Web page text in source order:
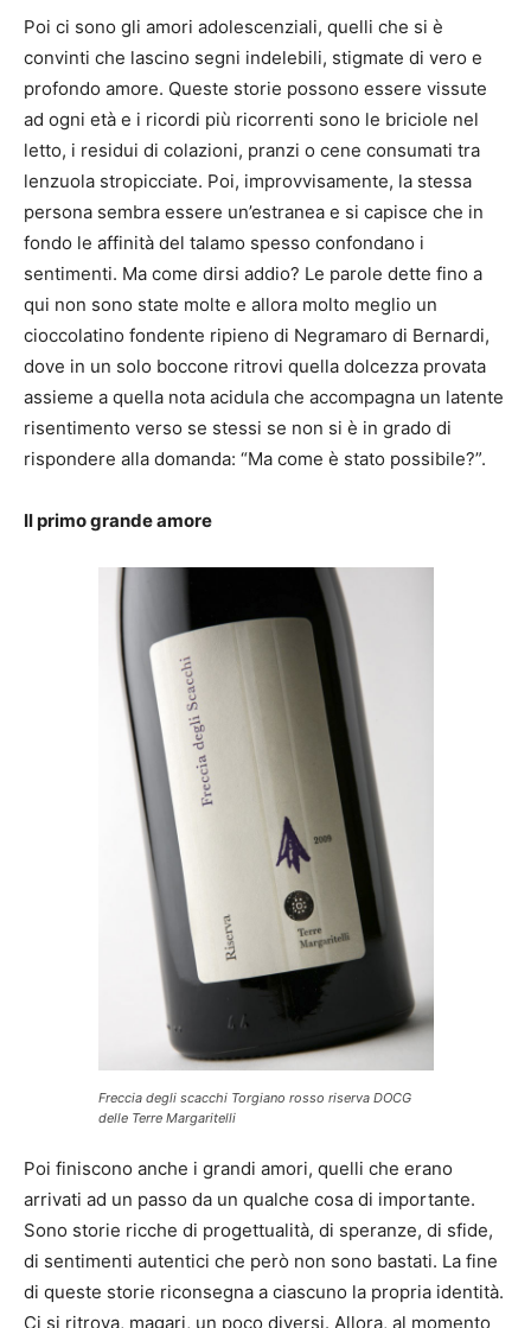
Poi ci sono gli amori adolescenziali, quelli che si è
convinti che lascino segni indelebili, stigmate di vero e
profondo amore. Queste storie possono essere vissute
ad ogni età e i ricordi più ricorrenti sono le briciole nel
letto, i residui di colazioni, pranzi o cene consumati tra
lenzuola stropicciate. Poi, improvvisamente, la stessa
persona sembra essere un’estranea e si capisce che in
fondo le affinità del talamo spesso confondano i
sentimenti. Ma come dirsi addio? Le parole dette fino a
qui non sono state molte e allora molto meglio un
cioccolatino fondente ripieno di Negramaro di Bernardi,
dove in un solo boccone ritrovi quella dolcezza provata
assieme a quella nota acidula che accompagna un latente
risentimento verso se stessi se non si è in grado di
rispondere alla domanda: “Ma come è stato possibile?”.
Il primo grande amore
Freccia degli scacchi Torgiano rosso riserva DOCG
delle Terre Margaritelli
Poi finiscono anche i grandi amori, quelli che erano
arrivati ad un passo da un qualche cosa di importante.
Sono storie ricche di progettualità, di speranze, di sfide,
di sentimenti autentici che però non sono bastati. La fine
di queste storie riconsegna a ciascuno la propria identità.
Ci si ritrova, magari, un poco diversi. Allora, al momento